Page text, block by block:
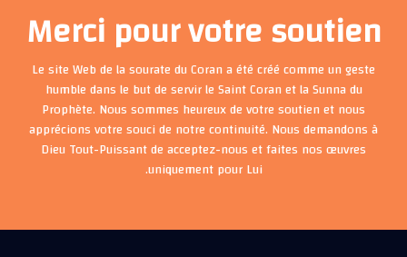
Merci pour votre soutien
Le site Web de la sourate du Coran a été créé comme un geste
humble dans le but de servir le Saint Coran et la Sunna du
Prophète. Nous sommes heureux de votre soutien et nous
apprécions votre souci de notre continuité. Nous demandons à
Dieu Tout-Puissant de acceptez-nous et faites nos œuvres
uniquement pour Lui.